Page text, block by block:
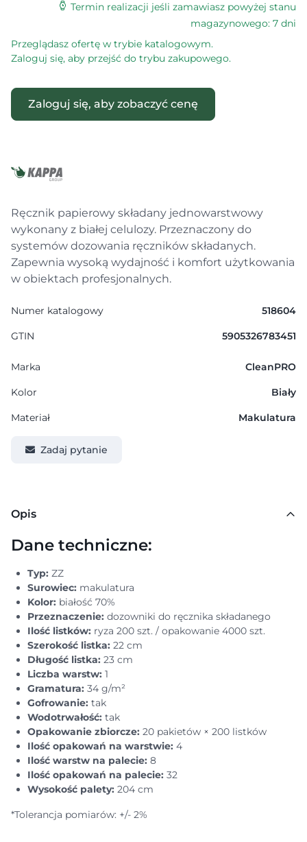
Termin realizacji jeśli zamawiasz powyżej stanu
magazynowego: 7 dni
Przeglądasz ofertę w trybie katalogowym.
Zaloguj się, aby przejść do trybu zakupowego.
Zaloguj się, aby zobaczyć cenę
Ręcznik papierowy składany jednowarstwowy
wykonany z białej celulozy. Przeznaczony do
systemów dozowania ręczników składanych.
Zapewnia wysoką wydajność i komfort użytkowania
w obiektach profesjonalnych.
Numer katalogowy 518604
GTIN 5905326783451
Marka CleanPRO
Kolor Biały
Materiał Makulatura
Zadaj pytanie
Opis
Dane techniczne:
Typ: ZZ
Surowiec: makulatura
Kolor: białość 70%
Przeznaczenie: dozowniki do ręcznika składanego
Ilość listków: ryza 200 szt. / opakowanie 4000 szt.
Szerokość listka: 22 cm
Długość listka: 23 cm
Liczba warstw: 1
Gramatura: 34 g/m²
Gofrowanie: tak
Wodotrwałość: tak
Opakowanie zbiorcze: 20 pakietów × 200 listków
Ilość opakowań na warstwie: 4
Ilość warstw na palecie: 8
Ilość opakowań na palecie: 32
Wysokość palety: 204 cm
*Tolerancja pomiarów: +/- 2%